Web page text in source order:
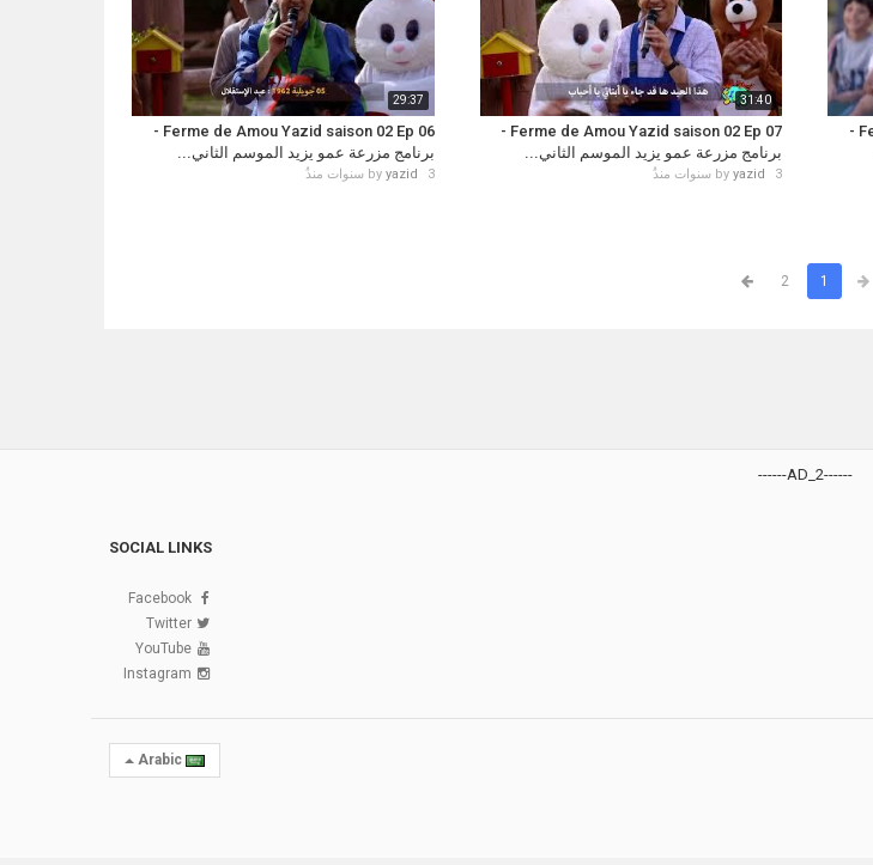
Ferme de Amou Yazid saison 02 Ep 08 -
31:40
Ferme de Amou Yazid saison 02 Ep 07 -
برنامج مزرعة عمو يزيد الموسم الثاني...
by yazid 3 سنوات منذُ
29:37
Ferme de Amou Yazid saison 02 Ep 06 -
برنامج مزرعة عمو يزيد الموسم الثاني...
by yazid 3 سنوات منذُ
1
2
------AD_2------
SOCIAL LINKS
Facebook
Twitter
YouTube
Instagram
Arabic